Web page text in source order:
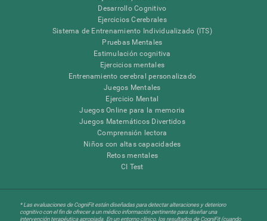
Desarrollo Cognitivo
Ejercicios Cerebrales
Sistema de Entrenamiento Individualizado (ITS)
Pruebas Mentales
Estimulación cognitiva
Ejercicios mentales
Entrenamiento cerebral personalizado
Juegos Mentales
Ejercicio Mental
Juegos Online para la memoria
Juegos Matemáticos Divertidos
Comprensión lectora
Niños con altas capacidades
Retos mentales
CI Test
* Las evaluaciones de CogniFit están diseñadas para detectar alteraciones y deterioro
cognitivo con el fin de ofrecer a un médico información pertinente para diseñar una
intervención terapéutica apropiada. En un entorno clínico, los resultados de CogniFit (cuando